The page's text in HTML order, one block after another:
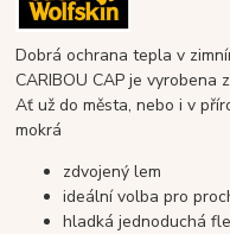
Dobrá ochrana tepla v
CARIBOU CAP je
Ať už do města, nebo i v
mokrá
zdvojený lem
ideální volba pro
hladká jednoduchá